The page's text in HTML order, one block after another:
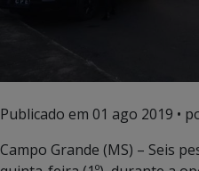
Publicado em 01 ago 2019 •
Campo Grande (MS) – Seis